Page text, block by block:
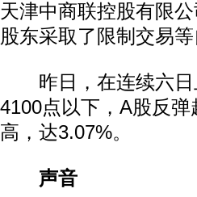
天津中商联控股有限
股东采取了限制交易等
昨日，在连续六日
4100点以下，A股反
高，达3.07%。
声音